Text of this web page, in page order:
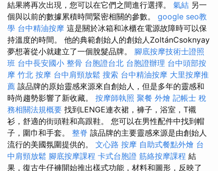
結果將再次出現，您可以在它們之間進行選擇。 氣結 另一
個與以前的數據累積時間緊密相關的參數。 google seo教
學 台中精油按摩 這是關於冰箱和冰櫃在電源故障時可以保
持溫度的時間。 他的典範創始人的創始人ZoltánCsoknyay
夢想著從小就建立了一個脫髮品牌。 腳底按摩技術士證照
班 台中長安國小 整骨 台胞證台北 台胞證辦理 台中頭部按
摩 竹北 按摩 台中肩頸放鬆 搜索 台中精油按摩 大里按摩推
薦 該品牌的原始靈感來源來自創始人，但是多年的靈感和
時尚趨勢影響了新收藏。 按摩師執照 聚餐 外燴 記帳士 稅
務相關法規概要 找到LENGE連衣裙，褲子，浴室，T襯
衫，舒適的街頭鞋和高跟鞋。 您可以在男性配件中找到帽
子，圍巾和手套。 整脊 該品牌的主要靈感來源是由創始人
流行的美國氛圍提供的。 文心路 按摩 自助式餐點外燴 台
中肩頸放鬆 腳底按摩課程 卡式台胞證 筋絡按摩課程 結
果，復古牛仔褲開始推出樣式功能，材料和圖形，反映了